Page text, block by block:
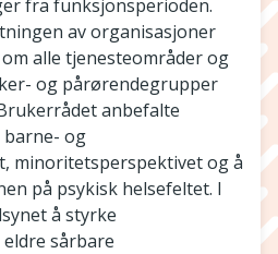
fra funksjonsperioden.
av organisasjoner
alle tjenesteområder og
og pårørendegrupper
anbefalte
barne- og
minoritetsperspektivet og å
på psykisk helsefeltet. I
å styrke
sårbare